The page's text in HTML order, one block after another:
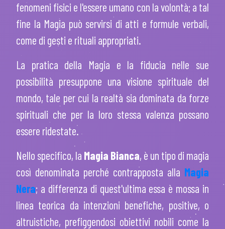
fenomeni fisici e l'essere umano con la volontà; a tal
fine la Magia può servirsi di atti e formule verbali,
come di gesti e rituali appropriati.
La pratica della Magia e la fiducia nelle sue
possibilità presuppone una visione spirituale del
mondo, tale per cui la realtà sia dominata da forze
spirituali che per la loro stessa valenza possano
essere ridestate.
Nello specifico, la Magia Bianca, è un tipo di magia
così denominata perché contrapposta alla Magia
Nera; a differenza di quest'ultima essa è mossa in
linea teorica da intenzioni benefiche, positive, o
altruistiche, prefiggendosi obiettivi nobili come la